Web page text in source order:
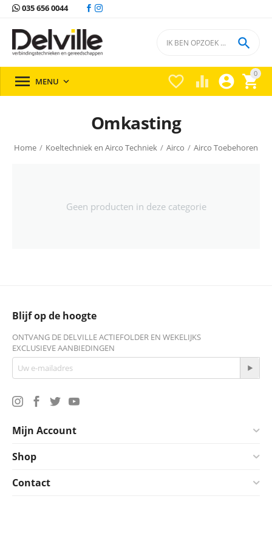
035 656 0044
0


 

 MENU 
Omkasting
Home / Koeltechniek en Airco Techniek / Airco / Airco Toebehoren
Geen producten in deze categorie
Blijf op de hoogte
ONTVANG DE DELVILLE ACTIEFOLDER EN WEKELIJKS
EXCLUSIEVE AANBIEDINGEN
Mijn Account
Shop
Contact